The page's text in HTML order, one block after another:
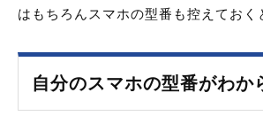
はもちろんスマホの型番も控えておく
自分のスマホの型番がわか